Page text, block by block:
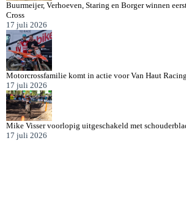
Buurmeijer, Verhoeven, Staring en Borger winnen
Cross
17 juli 2026
Motorcrossfamilie komt in actie voor Van Haut
17 juli 2026
Mike Visser voorlopig uitgeschakeld met
17 juli 2026